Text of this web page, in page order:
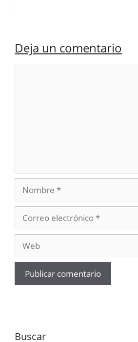
Deja un comentario
Nombre
electrónico
Buscar